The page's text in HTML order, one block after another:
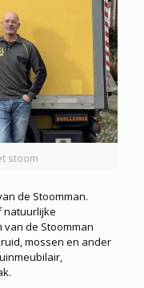
stoom
de Stoomman.
natuurlijke
de Stoomman
mossen en ander